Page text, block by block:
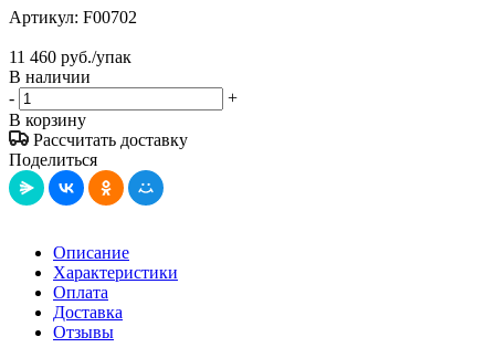
Артикул: F00702
11 460 руб./упак
В наличии
-
+
В корзину
Рассчитать доставку
Поделиться
Описание
Характеристики
Оплата
Доставка
Отзывы